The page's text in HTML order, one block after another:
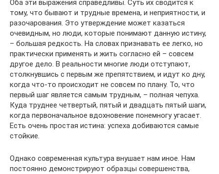
Оба эти выражения справедливы. Суть их сводится к
тому, что бывают и трудные времена, и неприятности, и
разочарования. Это утверждение может казаться
очевидным, но люди, которые понимают данную истину,
– большая редкость. На словах признавать ее легко, но
практически применять и жить согласно ей – совсем
другое дело. В реальности многие люди отступают,
столкнувшись с первым же препятствием, и идут ко дну,
когда что-то происходит не совсем по плану. То, что
первый шаг является самым трудным, – полная чепуха.
Куда труднее четвертый, пятый и двадцать пятый шаги,
когда первоначальное вдохновение понемногу угасает.
Есть очень простая истина: успеха добиваются самые
стойкие.
Однако современная культура внушает нам иное. Нам
постоянно демонстрируют образцы совершенства,